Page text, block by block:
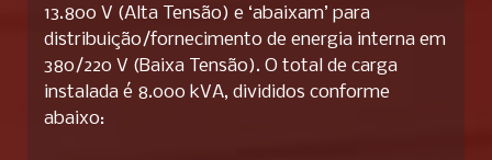
13.800 V (Alta Tensão) e ‘abaixam’ para
distribuição/fornecimento de energia interna em
380/220 V (Baixa Tensão). O total de carga
instalada é 8.000 kVA, divididos conforme
abaixo: